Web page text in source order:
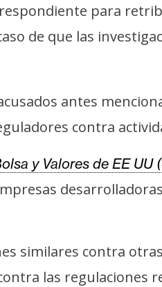
para
de que las
antes
contra
y Valores de EE UU
similares contra
las regulaciones